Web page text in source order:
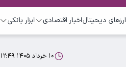
ارزهای دیحیتالاخبار اقتصادی ابزار بانکی
۱۰ خرداد ۱۴۰۵ ۱۲:۴۹